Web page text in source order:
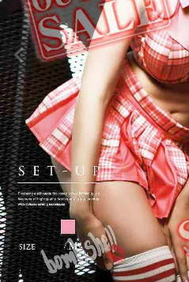
＝ボムシェル】はダンス衣装専門
衣装ならお任せ！オリジナル衣装やダ
ィネートのご提案。 ボムシェルならで
えをお届け。 撮影で使用してる小物
ーデはイメージしやすく、全てボムシ
とは差別化出来るしっかりした衣装
ージ映えを全力で応援してます。
商品一覧
CONTENTS